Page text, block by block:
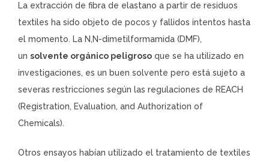
La extracción de fibra de elastano a partir de residuos
textiles ha sido objeto de pocos y fallidos intentos hasta
el momento. La N,N-dimetilformamida (DMF),
un solvente orgánico peligroso que se ha utilizado en
investigaciones, es un buen solvente pero está sujeto a
severas restricciones según las regulaciones de REACH
(Registration, Evaluation, and Authorization of
Chemicals).
Otros ensayos habían utilizado el tratamiento de textiles